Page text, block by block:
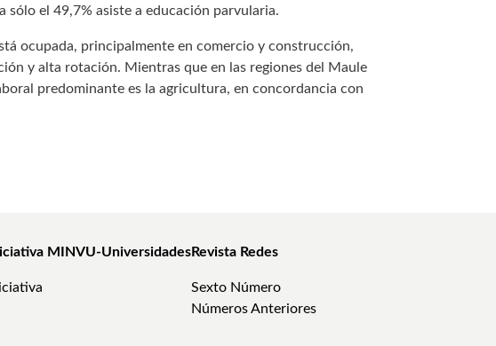
el 49,7% asiste a educación parvularia.
ocupada, principalmente en comercio y construcción,
y alta rotación. Mientras que en las regiones del Maule
predominante es la agricultura, en concordancia con
MINVU-UniversidadesRevista Redes
Sexto Número
Números Anteriores